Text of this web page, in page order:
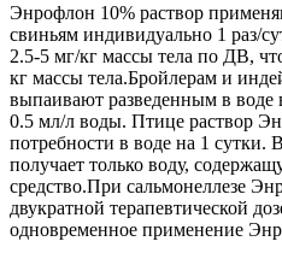
Энрофлон 10% раствор
свиньям индивидуально 1 раз/
2.5-5 мг/кг массы тела по ДВ,
кг массы тела.Бройлерам и
выпаивают разведенным в воде
0.5 мл/л воды. Птице раствор
потребности в воде на 1 сутки.
получает только воду,
средство.При сальмонеллезе
двукратной терапевтической
одновременное применение